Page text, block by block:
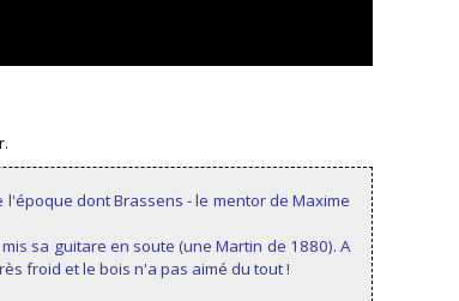
dont Brassens - le mentor de Maxime
sa guitare en soute (une Martin de 1880). A
froid et le bois n'a pas aimé du tout !